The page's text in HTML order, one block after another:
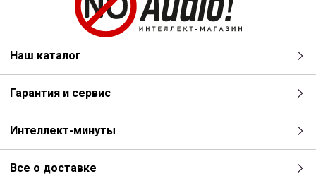
Наш каталог
Гарантия и сервис
Интеллект-минуты
Все о доставке